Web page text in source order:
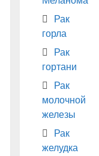
Рак
горла
Рак
гортани
Рак
молочной
железы
Рак
желудка